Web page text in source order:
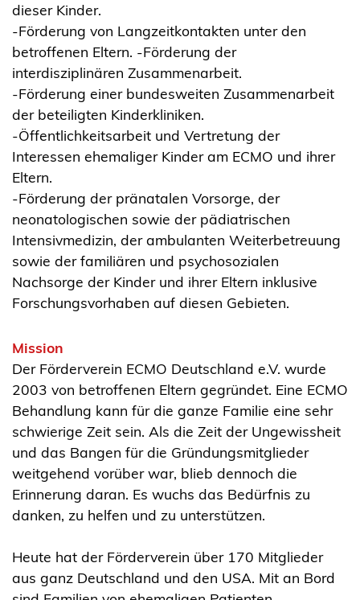
dieser Kinder.
-Förderung von Langzeitkontakten unter den
betroffenen Eltern. -Förderung der
interdisziplinären Zusammenarbeit.
-Förderung einer bundesweiten Zusammenarbeit
der beteiligten Kinderkliniken.
-Öffentlichkeitsarbeit und Vertretung der
Interessen ehemaliger Kinder am ECMO und ihrer
Eltern.
-Förderung der pränatalen Vorsorge, der
neonatologischen sowie der pädiatrischen
Intensivmedizin, der ambulanten Weiterbetreuung
sowie der familiären und psychosozialen
Nachsorge der Kinder und ihrer Eltern inklusive
Forschungsvorhaben auf diesen Gebieten.
Mission
Der Förderverein ECMO Deutschland e.V. wurde
2003 von betroffenen Eltern gegründet. Eine ECMO
Behandlung kann für die ganze Familie eine sehr
schwierige Zeit sein. Als die Zeit der Ungewissheit
und das Bangen für die Gründungsmitglieder
weitgehend vorüber war, blieb dennoch die
Erinnerung daran. Es wuchs das Bedürfnis zu
danken, zu helfen und zu unterstützen.
Heute hat der Förderverein über 170 Mitglieder
aus ganz Deutschland und den USA. Mit an Bord